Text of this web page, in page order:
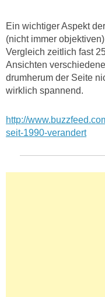
Ein wichtiger Aspekt
(nicht immer
Vergleich zeitlich fast
Ansichten
drumherum der Seite
wirklich spannend.
http://
seit-1990-verandert